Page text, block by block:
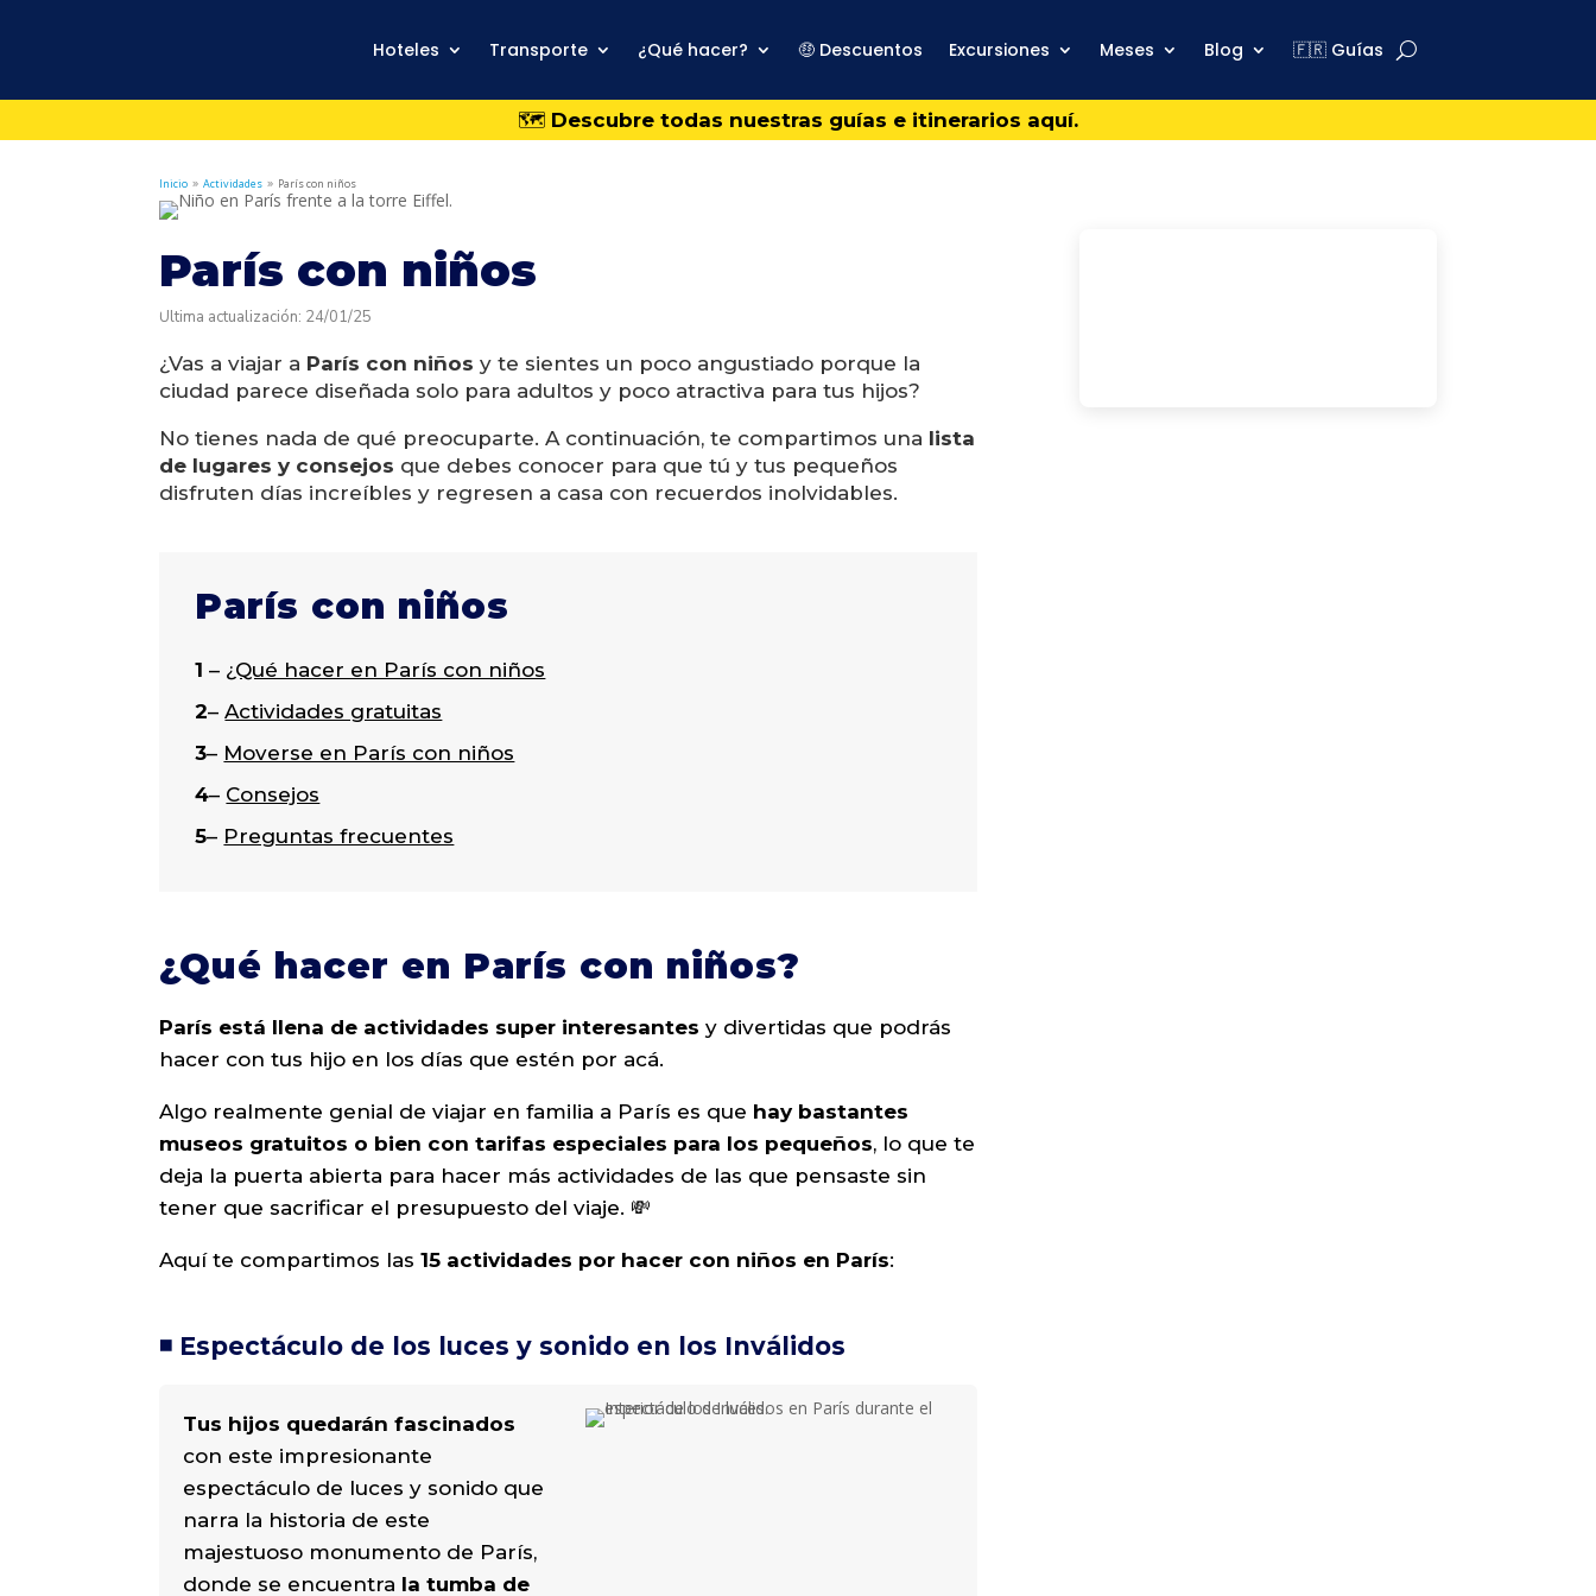
Hoteles Transporte ¿Qué hacer? 🤑 Descuentos Excursiones Meses Blog 🇫🇷 Guías
🗺️ Descubre todas nuestras guías e itinerarios aquí.
Inicio 9 Actividades 9 París con niños
París con niños
Última actualización: 24/01/25
¿Vas a viajar a París con niños y te sientes un poco angustiado porque la
ciudad parece diseñada solo para adultos y poco atractiva para tus hijos?
No tienes nada de qué preocuparte.A continuación, te compartimos una lista
de lugares y consejos que debes conocer para que tú y tus pequeños
disfruten días increíbles y regresen a casa con recuerdos inolvidables.
París con niños
1– ¿Qué hacer en París con niños
2–Actividades gratuitas
3– Moverse en París con niños
4– Consejos
5– Preguntas frecuentes
¿Qué hacer en París con niños?
París está llena de actividades super interesantes y divertidas que podrás
hacer con tus hijo en los días que estén por acá.
Algo realmente genial de viajar en familia a París es que hay bastantes
museos gratuitos o bien con tarifas especiales para los pequeños, lo que te
deja la puerta abierta para hacer más actividades de las que pensaste sin
tener que sacrificar el presupuesto del viaje. 💸
Aquí te compartimos las15 actividades por hacer con niños en París:
◾️ Espectáculo de los luces y sonido en los Inválidos
Tus hijos quedarán fascinados
con este impresionante
espectáculo de luces y sonido que
narra la historia de este
majestuoso monumento de París,
donde se encuentra la tumba de